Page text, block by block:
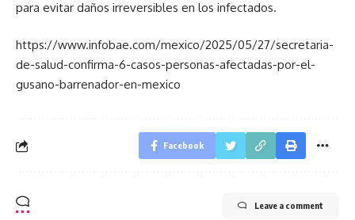
para evitar daños irreversibles en los infectados.
https://www.infobae.com/mexico/2025/05/27/secretaria-
de-salud-confirma-6-casos-personas-afectadas-por-el-
gusano-barrenador-en-mexico
Facebook
Leave a comment